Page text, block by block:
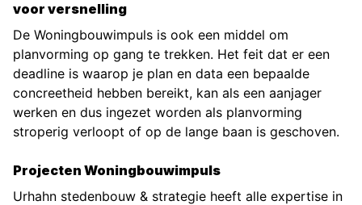
voor versnelling
De Woningbouwimpuls is ook een middel om
planvorming op gang te trekken. Het feit dat er een
deadline is waarop je plan en data een bepaalde
concreetheid hebben bereikt, kan als een aanjager
werken en dus ingezet worden als planvorming
stroperig verloopt of op de lange baan is geschoven.
Projecten Woningbouwimpuls
Urhahn stedenbouw & strategie heeft alle expertise in